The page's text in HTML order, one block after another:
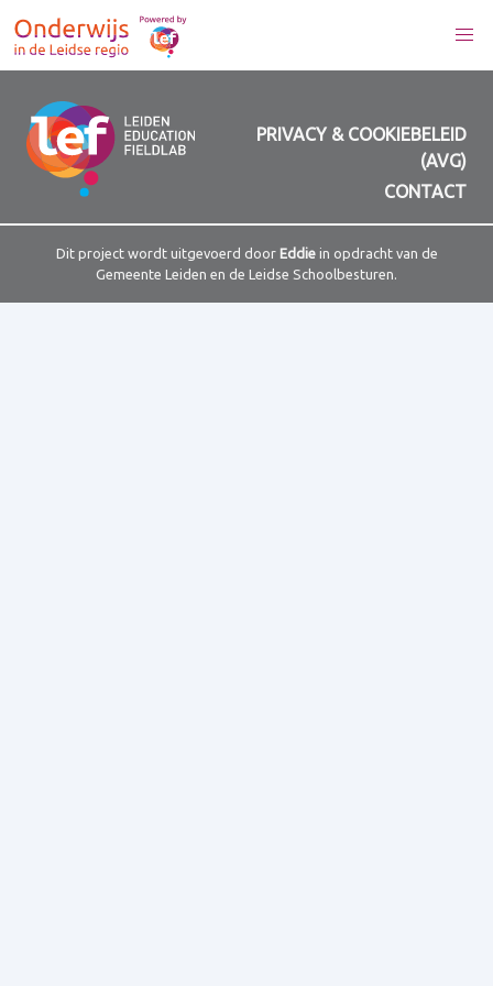
PRIVACY & COOKIEBELEID
(AVG)
CONTACT
Dit project wordt uitgevoerd door Eddiein opdracht van de
Gemeente Leiden en de Leidse Schoolbesturen.